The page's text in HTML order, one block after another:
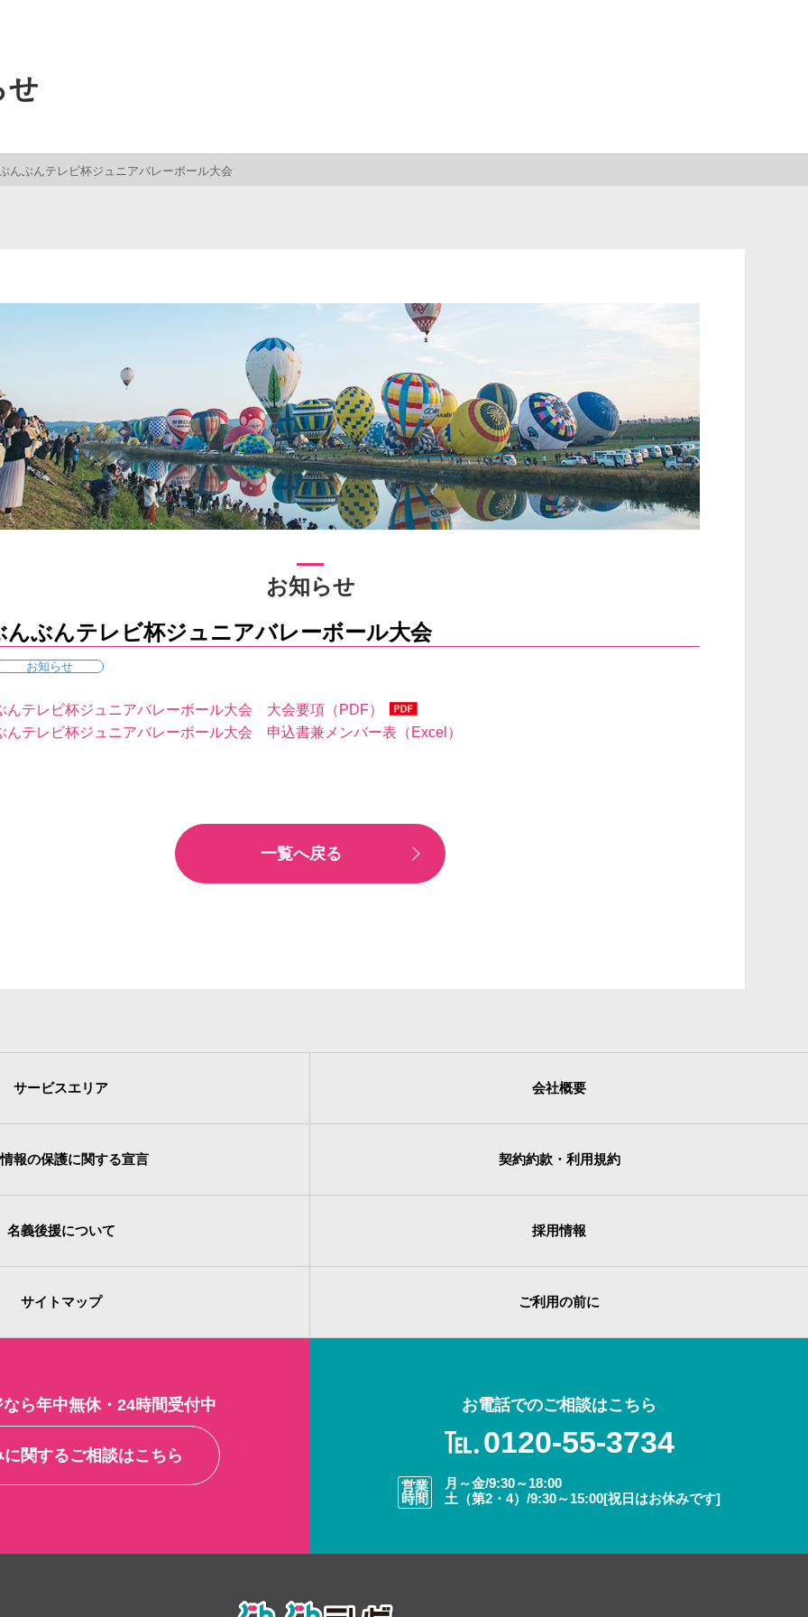
せ
んぶんテレビ杯ジュニアバレーボール大会
お知らせ
んぶんテレビ杯ジュニアバレーボール大会
お知らせ
んテレビ杯ジュニアバレーボール大会 大会要項（PDF）
んテレビ杯ジュニアバレーボール大会 申込書兼メンバー表（Excel）
一覧へ戻る
サービスエリア 会社概要
報の保護に関する宣言 契約約款・利用規約
名義後援について 採用情報
サイトマップ ご利用の前に
ら年中無休・24時間受付中
関するご相談はこちら
お電話でのご相談はこちら
0120-55-3734
営業
時間
月～金/9:30～18:00
土（第2・4）/9:30～15:00[祝日はお休みです]